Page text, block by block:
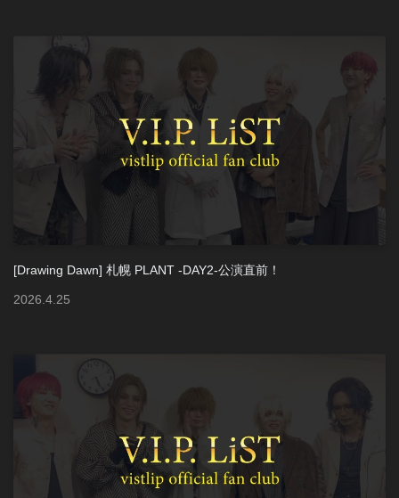
[Drawing Dawn] 札幌 PLANT -DAY2-公演直前！
2026.4.25